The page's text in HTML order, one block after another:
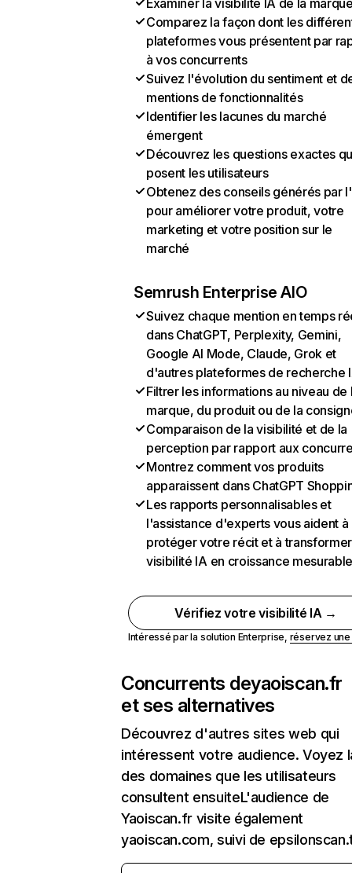
Examiner la visibilité IA de la
Comparez la façon dont les
plateformes vous présentent par
à vos concurrents
Suivez l'évolution du sentiment et
mentions de fonctionnalités
Identifier les lacunes du marché
émergent
Découvrez les questions exactes
posent les utilisateurs
Obtenez des conseils générés par
pour améliorer votre produit, votre
marketing et votre position sur le
marché
Semrush Enterprise AIO
Suivez chaque mention en temps
dans ChatGPT, Perplexity, Gemini,
Google AI Mode, Claude, Grok et
d'autres plateformes de recherche
Filtrer les informations au niveau de
marque, du produit ou de la
Comparaison de la visibilité et de la
perception par rapport aux
Montrez comment vos produits
apparaissent dans ChatGPT
Les rapports personnalisables et
l'assistance d'experts vous aident à
protéger votre récit et à
visibilité IA en croissance
Vérifiez votre visibilité IA →
Intéressé par la solution Enterprise, réservez
Concurrents deyaoiscan.fr
et ses alternatives
Découvrez d'autres sites web qui
intéressent votre audience. Voyez
des domaines que les utilisateurs
consultent ensuiteL'audience de
Yaoiscan.fr visite également
yaoiscan.com, suivi de